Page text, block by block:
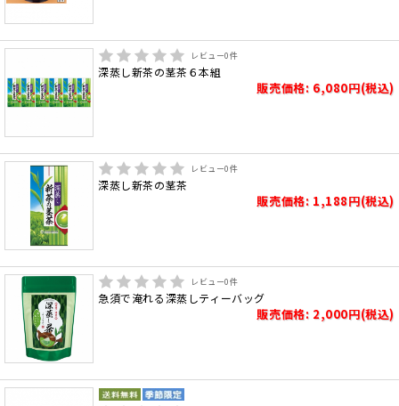
レビュー0件
深蒸し新茶の茎茶６本組
販売価格: 6,080円(税込)
レビュー0件
深蒸し新茶の茎茶
販売価格: 1,188円(税込)
レビュー0件
急須で淹れる深蒸しティーバッグ
販売価格: 2,000円(税込)